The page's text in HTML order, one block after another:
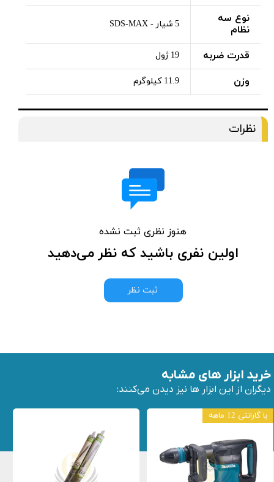
نوع سه
نظام
5 شیار - SDS-MAX
قدرت ضربه 19 ژول
وزن 11.9 کیلوگرم
نظرات
هنوز نظری ثبت نشده
اولین نفری باشید که نظر می‌دهید
ثبت نظر
با گارانتی 12 ماهه
خرید ابزار های مشابه
دیگران از این ابزار ها نیز دیدن می‌کنند: